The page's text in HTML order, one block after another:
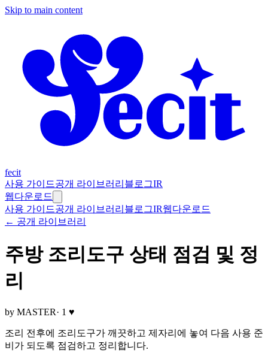
Skip to main content
fecit
사용 가이드공개 라이브러리 블로그IR
웹다운로드
사용 가이드공개 라이브러리 블로그IR웹다운로드
← 공개 라이브러리
주방 조리도구 상태 점검 및 정
리
by MASTER· 1 ♥
조리 전후에 조리도구가 깨끗하고 제자리에 놓여 다음 사용 준
비가 되도록 점검하고 정리합니다.